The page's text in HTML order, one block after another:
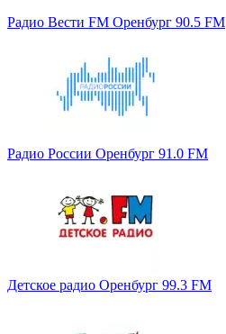
Радио Вести FM Оренбург 90.5 FM
Радио России Оренбург 91.0 FM
Детское радио Оренбург 99.3 FM